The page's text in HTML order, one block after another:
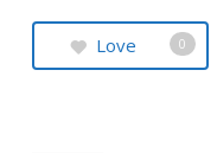
Love 0